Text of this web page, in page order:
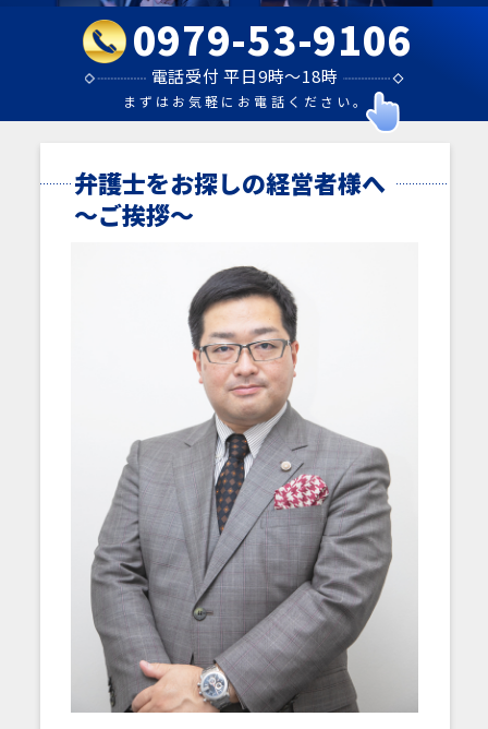
0979-53-9106
電話受付 平日9時～18時
まずはお気軽にお電話ください。
弁護士をお探しの経営者様へ
～ご挨拶～